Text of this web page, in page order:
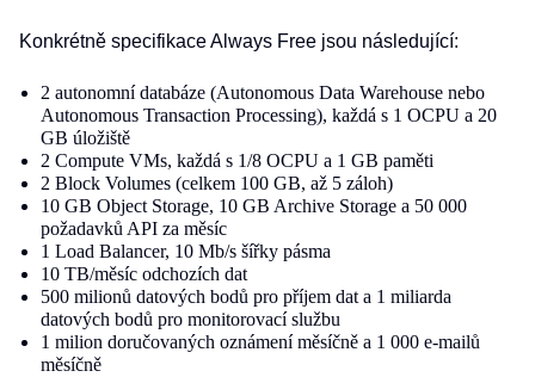
Konkrétně specifikace Always Free jsou následující:
2 autonomní databáze (Autonomous Data Warehouse nebo
Autonomous Transaction Processing), každá s 1 OCPU a 20
GB úložiště
2 Compute VMs, každá s 1/8 OCPU a 1 GB paměti
2 Block Volumes (celkem 100 GB, až 5 záloh)
10 GB Object Storage, 10 GB Archive Storage a 50 000
požadavků API za měsíc
1 Load Balancer, 10 Mb/s šířky pásma
10 TB/měsíc odchozích dat
500 milionů datových bodů pro příjem dat a 1 miliarda
datových bodů pro monitorovací službu
1 milion doručovaných oznámení měsíčně a 1 000 e-mailů
měsíčně